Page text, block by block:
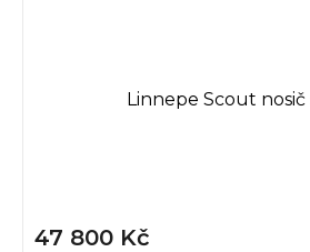
Linnepe Scout
47 800 Kč